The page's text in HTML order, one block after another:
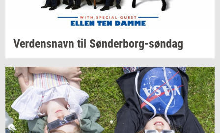
Ver­dens­navn til Sønderborg-​søndag